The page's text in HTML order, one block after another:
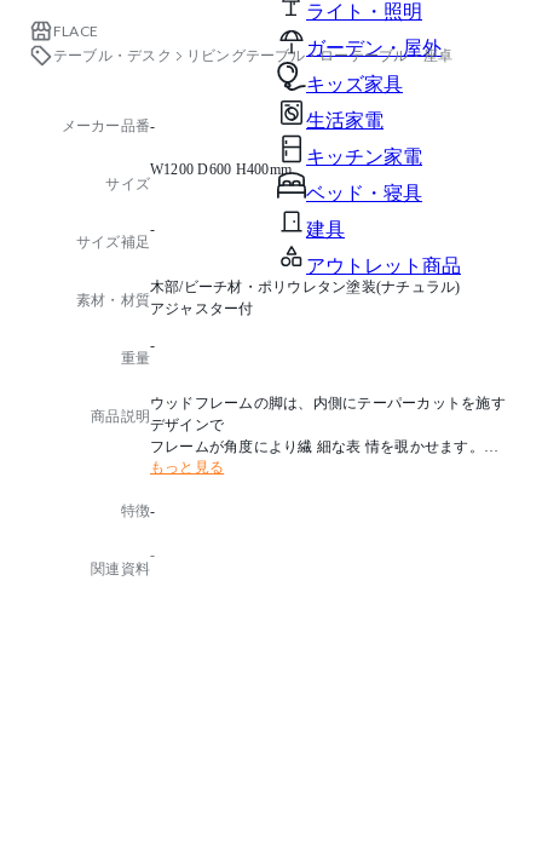
ライト・照明
ガーデン・屋外
キッズ家具
生活家電
キッチン家電
ベッド・寝具
建具
アウトレット商品
FLACE
テーブル・デスク
リビングテーブル・ローテーブル・座卓
メーカー品番-
サイズ
W1200 D600 H400mm
サイズ補足
-
素材・材質
木部/ビーチ材・ポリウレタン塗装(ナチュラル)
アジャスター付
重量
-
商品説明
ウッドフレームの脚は、内側にテーパーカットを施す
デザインで
フレームが角度により繊 細な表 情を覗かせます。
木の奏でる温かな風合とシャープで素材感のある、デ
もっと見る
特徴-
関連資料
-